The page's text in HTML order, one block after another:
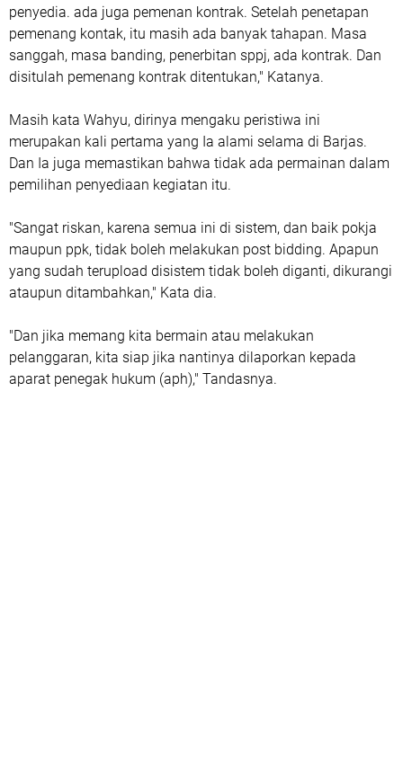
penyedia. ada juga pemenan kontrak. Setelah penetapan
pemenang kontak, itu masih ada banyak tahapan. Masa
sanggah, masa banding, penerbitan sppj, ada kontrak. Dan
disitulah pemenang kontrak ditentukan," Katanya.
Masih kata Wahyu, dirinya mengaku peristiwa ini
merupakan kali pertama yang Ia alami selama di Barjas.
Dan Ia juga memastikan bahwa tidak ada permainan dalam
pemilihan penyediaan kegiatan itu.
"Sangat riskan, karena semua ini di sistem, dan baik pokja
maupun ppk, tidak boleh melakukan post bidding. Apapun
yang sudah terupload disistem tidak boleh diganti, dikurangi
ataupun ditambahkan," Kata dia.
"Dan jika memang kita bermain atau melakukan
pelanggaran, kita siap jika nantinya dilaporkan kepada
aparat penegak hukum (aph)," Tandasnya.